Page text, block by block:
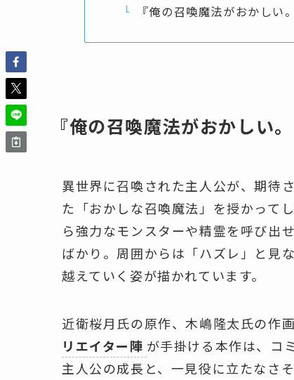
『俺の召喚魔法がおかし
『俺の召喚魔法がおかしい
異世界に召喚された主人公が、期待
た「おかしな召喚魔法」を授かって
ら強力なモンスターや精霊を呼び出
ばかり。周囲からは「ハズレ」と見
越えていく姿が描かれています。
近衛桜月氏の原作、木嶋隆太氏の作
リエイター陣 が手掛ける本作は、コ
主人公の成長と、一見役に立たなさ